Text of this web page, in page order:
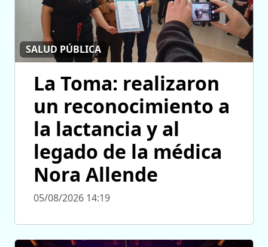
SALUD PÚBLICA
La Toma: realizaron
un reconocimiento a
la lactancia y al
legado de la médica
Nora Allende
05/08/2026 14:19